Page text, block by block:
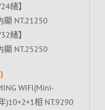
緒】
顯 NT.21250
緒】
顯 NT.25250
WIFI(Mini-
)10+2+1相 NT.9290